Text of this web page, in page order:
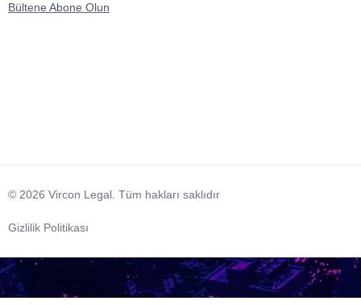
Bültene Abone Olun
© 2026 Vircon Legal. Tüm hakları saklıdır
Gizlilik Politikası